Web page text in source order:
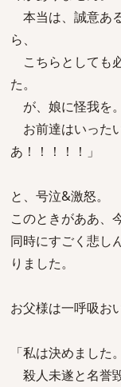
本当は、誠意あ
ら、
こちらとしても
た。
が、娘に怪我を
お前達はいった
あ！！！！！」
と、号泣&激怒。
このときがああ、
同時にすごく悲し
りました。
お父様は一呼吸お
「私は決めました。
殺人未遂と名誉